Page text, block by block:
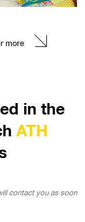
more
in the
ATH
contact you as soon